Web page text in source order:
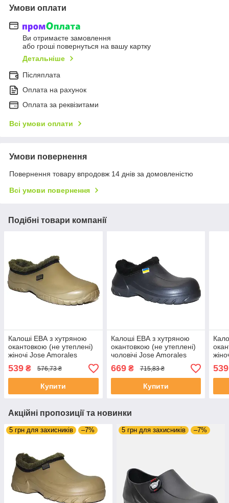
Умови оплати
Ви отримаєте замовлення
або гроші повернуться на вашу картку
Детальніше
Післяплата
Оплата на рахунок
Оплата за реквізитами
Всі умови оплати
Умови повернення
Повернення товару впродовж 14 днів за домовленістю
Всі умови повернення
Подібні товари компанії
Калоші ЕВА з хутряною
окантовкою (не утеплені)
жіночі Jose Amorales
117402 Бежеві
539 ₴ 576,73 ₴
Купити
Калоші ЕВА з хутряною
окантовкою (не утеплені)
чоловічі Jose Amorales
119752 Темно-сині
669₴ 715,83 ₴
Купити
539
Акційні пропозиції та новинки
5 грн для захисників –7% 5 грн для захисників –7%